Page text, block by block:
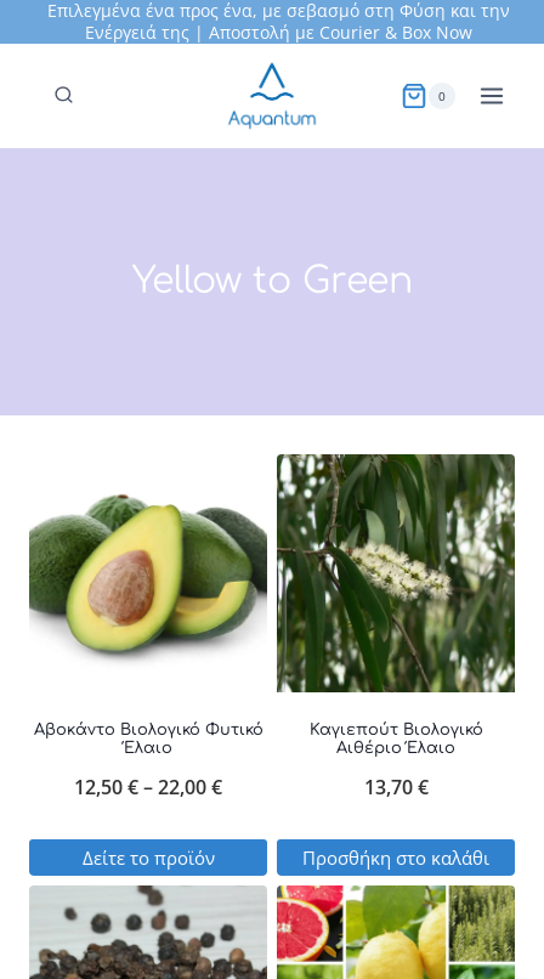
content
Επιλεγμένα ένα προς ένα, με σεβασμό στη Φύση και την
Ενέργειά της | Αποστολή με Courier & Box Now
0
Yellow to Green
Αβοκάντο Βιολογικό Φυτικό
Έλαιο
12,50€–22,00€Price
through
22,00 €
Δείτε το προϊόν
Αυτό
το
προϊόν
Καγιεπούτ Βιολογικό
Αιθέριο Έλαιο
13,70€
Προσθήκη στο καλάθι